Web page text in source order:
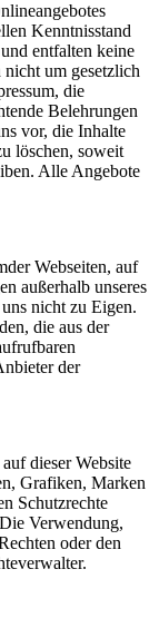
Kenntnisstand
entfalten keine
um gesetzlich
die
Belehrungen
vor, die Inhalte
löschen, soweit
Alle Angebote
Webseiten, auf
außerhalb unseres
nicht zu Eigen.
die aus der
der
dieser Website
Grafiken, Marken
Schutzrechte
Verwendung,
oder den